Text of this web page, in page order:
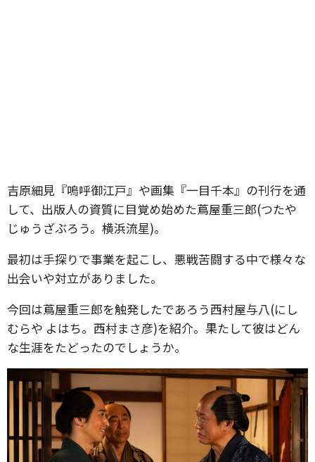
吉原細見『嗚呼御江戸』や画集『一目千本』の刊行を通
して、出版人の資質に目覚め始めた蔦屋重三郎(つたや
じゅうざぶろう。横浜流星)。
最初は手探りで事業を起こし、悪戦苦闘する中で様々な
出会いや対立がありました。
今回は蔦屋重三郎を触発したであろう西村屋与八(にし
むらや よはち。西村まさ彦)を紹介。果たして彼はどん
な生涯をたどったのでしょうか。